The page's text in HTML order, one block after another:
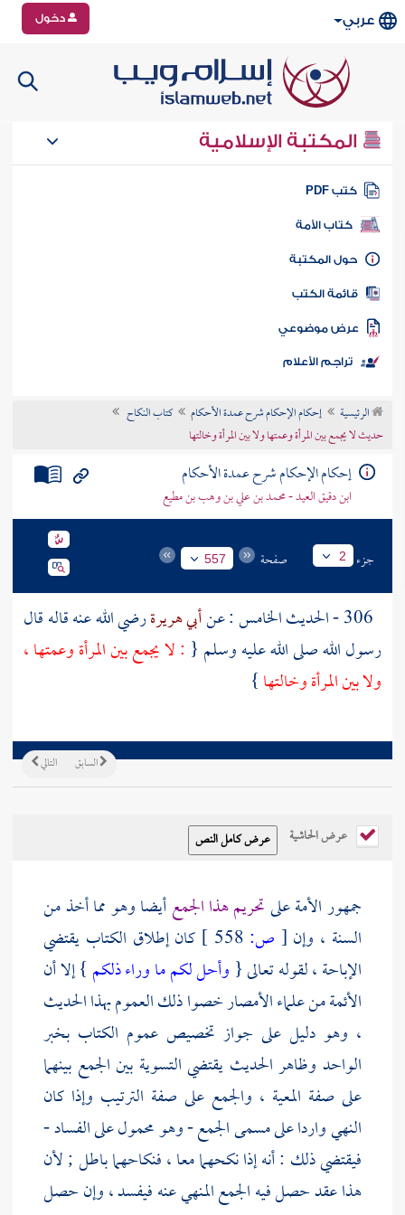
عربي دخول
المكتبة الإسلامية
كتب PDF
كتاب الأمة
المكتبة
الكتب
موضوعي
تراجم الأعلام
الرئيسية إحكام الإحكام شرح عمدة الأحكام
كتاب النكاح
حديث لا يجمع بين المرأة وعمتها ولا بين المرأة وخالتها
إحكام الإحكام شرح عمدة الأحكام
ابن دقيق العيد - محمد بن علي بن وهب بن مطيع
جزء 2 صفحة 557
أبي هريرةرضي الله عنه قاله قال
رسول الله صلى الله عليه وسلم { : لا يجمع بين المرأة وعمتها ،
ولا بين المرأة وخالتها}
التالي السابق
عرض الحاشية
جمهور الأمة علىتحريم هذا الجمعأيضا وهو مما أخذ من
السنة ، وإن [ ص:
كان إطلاق الكتاب يقتضي
الإباحة ، لقوله تعالى { وأحل لكم ما وراء ذلكم } إلا أن
الأئمة من علماء الأمصار خصوا ذلك العموم بهذا الحديث
، وهو دليل على جواز تخصيص عموم الكتاب بخبر
الواحد وظاهر الحديث يقتضي التسوية بين الجمع بينهما
على صفة المعية ، والجمع على صفة الترتيب وإذا كان
النهي واردا على مسمى الجمع - وهو محمول على الفساد -
فيقتضي ذلك : أنه إذا نكحهما معا ، فنكاحهما باطل ; لأن
هذا عقد حصل فيه الجمع المنهي عنه فيفسد ، وإن حصل